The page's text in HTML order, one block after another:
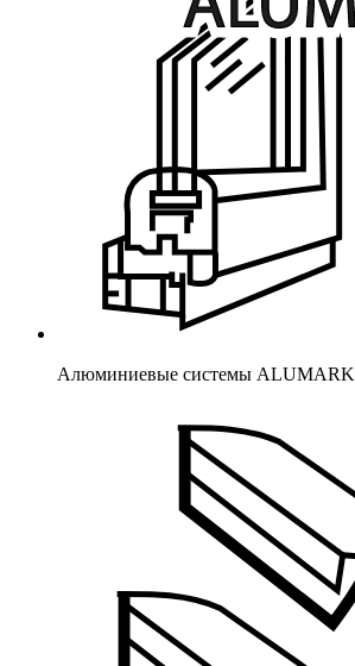
Алюминиевые системы ALUMARK